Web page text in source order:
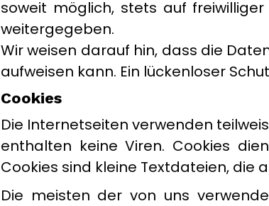
soweit möglich, stets auf
weitergegeben.
Wir weisen darauf hin, dass die
aufweisen kann. Ein lückenloser
Cookies
Die Internetseiten verwenden
enthalten keine Viren. Cookies
Cookies sind kleine Textdateien, die
Die meisten der von uns